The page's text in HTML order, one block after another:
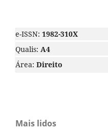
e-ISSN: 1982-310X
Qualis: A4
Área: Direito
Mais lidos